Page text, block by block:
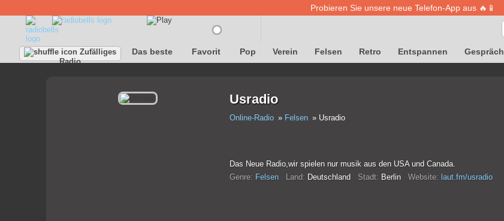
Probieren Sie unsere neue Telefon-App aus 🔥📱
Zufälliges
Radio
Das beste Favorit Pop Verein Felsen Retro Entspannen Gespräch
Usradio
Online-Radio Felsen Usradio
Das Neue Radio,wir spielen nur musik aus den USA und Canada.
Genre: Felsen Land: Deutschland Stadt: Berlin Website: laut.fm/usradio